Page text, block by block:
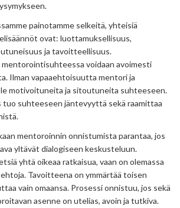
painotamme selkeitä, yhteisiä
ovat: luottamuksellisuus,
ja tavoitteellisuus.
voidaan avoimesti
Ilman vapaaehtoisuutta mentori ja
motivoituneita ja sitoutuneita suhteeseen.
tuo suhteeseen jäntevyyttä sekä raamittaa
mentoroinnin onnistumista parantaa, jos
yltävät dialogiseen keskusteluun.
yhtä oikeaa ratkaisua, vaan on olemassa
Tavoitteena on ymmärtää toisen
vain omaansa. Prosessi onnistuu, jos sekä
asenne on utelias, avoin ja tutkiva.